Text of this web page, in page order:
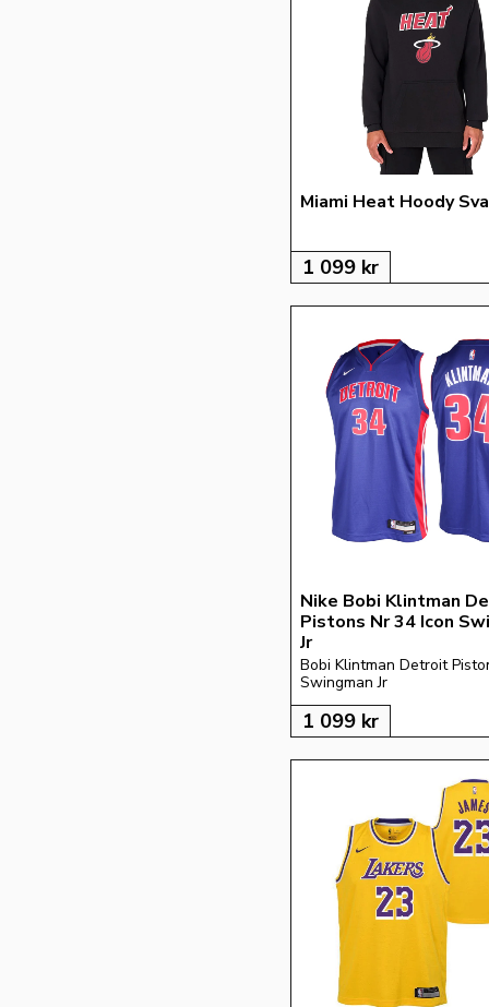
Miami Heat Hoody
1 099 kr
Nike Bobi Klintman
Pistons Nr 34 Icon
Jr
Bobi Klintman Detroit
Swingman Jr
1 099 kr